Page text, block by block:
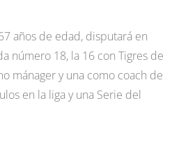
años de edad, disputará en
número 18, la 16 con Tigres de
mánager y una como coach de
en la liga y una Serie del